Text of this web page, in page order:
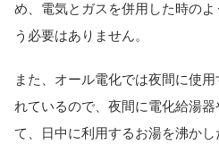
め、電気とガスを併用した時の
う必要はありません。
また、オール電化では夜間に使
れているので、夜間に電化給湯
て、日中に利用するお湯を沸か